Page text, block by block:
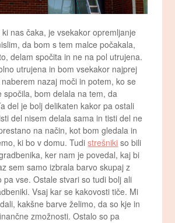
nas čaka, je vsekakor opremljanje
da bom s tem malce počakala,
delam spočita in ne na pol utrujena.
utrujena in bom vsekakor najprej
nazaj moči in potem, ko se
spočila, bom delala na tem, da
del je bolj delikaten kakor pa ostali
del nisem delala sama in tisti del ne
na način, kot bom gledala in
ki bo v domu. Tudistrešniki so bili
ker nam je povedal, kaj bi
sem samo izbrala barvo skupaj z
pa vse. Ostale stvari so tudi bolj ali
Vsaj kar se kakovosti tiče. Mi
kakšne barve želimo, da so kje in
zmožnosti. Ostalo so pa